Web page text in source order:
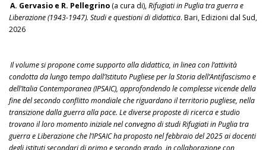
A. Gervasio e R. Pellegrino (a cura di),Rifugiati in Puglia tra guerra e
Liberazione (1943-1947). Studi e questioni di didattica. Bari, Edizioni dal Sud,
2026
Il volume si propone come supporto alla didattica, in linea con l’attività
condotta da lungo tempo dall’Istituto Pugliese per la Storia dell’Antifascismo e
dell’Italia Contemporanea (IPSAIC), approfondendo le complesse vicende della
fine del secondo conflitto mondiale che riguardano il territorio pugliese, nella
transizione dalla guerra alla pace. Le diverse proposte di ricerca e studio
trovano il loro momento iniziale nel convegno di studi Rifugiati in Puglia tra
guerra e Liberazione che l’IPSAIC ha proposto nel febbraio del 2025 ai docenti